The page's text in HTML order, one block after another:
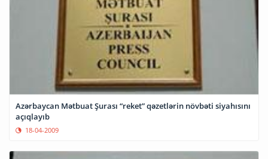
Azərbaycan Mətbuat Şurası “reket” qəzetlərin növbəti siyahısını
açıqlayıb
18-04-2009